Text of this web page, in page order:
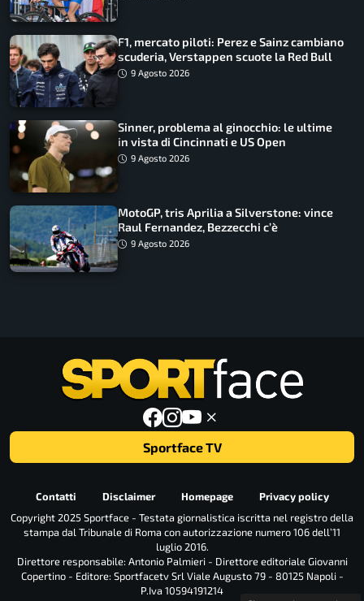
F1, mercato piloti: Perez e Sainz cambiano
scuderia, Verstappen scuote la Red Bull
9 Agosto 2026
Sinner, problema al ginocchio: le ultime
in vista di Cincinnati e US Open
9 Agosto 2026
MotoGP, tris Aprilia a Silverstone: vince
Raul Fernandez, Bezzecchi c’è
9 Agosto 2026
Sportface TV
Contatti Disclaimer Homepage
Privacy policy
Copyright 2025 Sportface - Testata giornalistica iscritta nel registro della
stampa dal Tribunale di Roma con autorizzazione numero 106 dell’11
luglio 2016.
Direttore responsabile: Antonio Palmieri - Direttore editoriale Giovanni
Copertino - Editore: Sportfacetv Srl Viale Augusto 79 - 80125 Napoli -
P.Iva 10594191214